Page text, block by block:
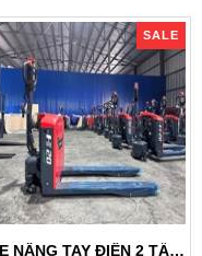
SALE
XE NÂNG TAY ĐIỆN 2 TẤN CBD20-ALIH HIỆU HELI, DẮT LÁI